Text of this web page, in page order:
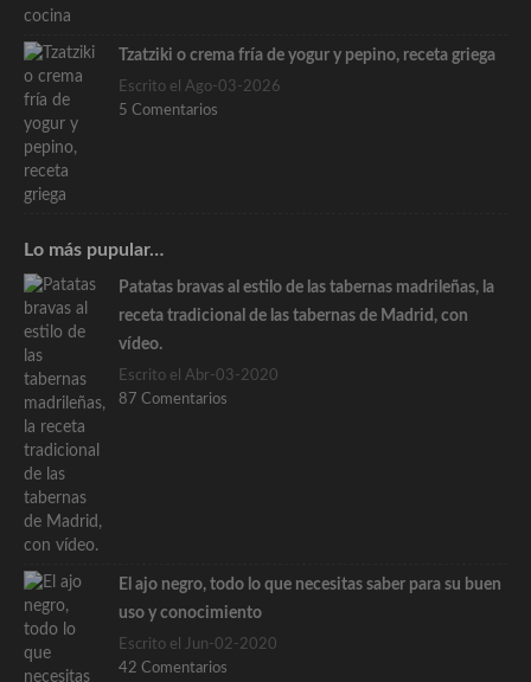
Tzatziki o crema fría de yogur y pepino, receta griega
Escrito el Ago-03-2026
5 Comentarios
Lo más pupular…
Patatas bravas al estilo de las tabernas madrileñas, la
receta tradicional de las tabernas de Madrid, con
vídeo.
Escrito el Abr-03-2020
87 Comentarios
El ajo negro, todo lo que necesitas saber para su buen
uso y conocimiento
Escrito el Jun-02-2020
42 Comentarios